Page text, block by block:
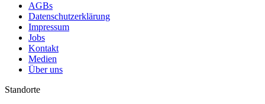
AGBs
Datenschutzerklärung
Impressum
Jobs
Kontakt
Medien
Über uns
Standorte